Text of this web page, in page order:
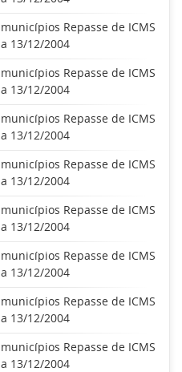
Repasse de ICMS
13/12/2004
Repasse de ICMS
13/12/2004
Repasse de ICMS
13/12/2004
Repasse de ICMS
13/12/2004
Repasse de ICMS
13/12/2004
Repasse de ICMS
13/12/2004
Repasse de ICMS
13/12/2004
Repasse de ICMS
13/12/2004